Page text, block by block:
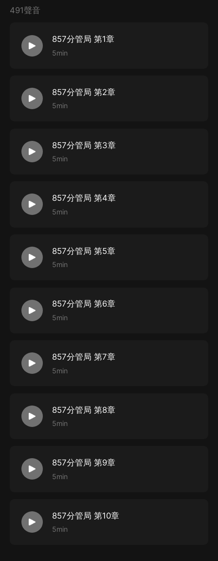
491聲音
857分管局 第1章
5min
857分管局 第2章
5min
857分管局 第3章
5min
857分管局 第4章
5min
857分管局 第5章
5min
857分管局 第6章
5min
857分管局 第7章
5min
857分管局 第8章
5min
857分管局 第9章
5min
857分管局 第10章
5min